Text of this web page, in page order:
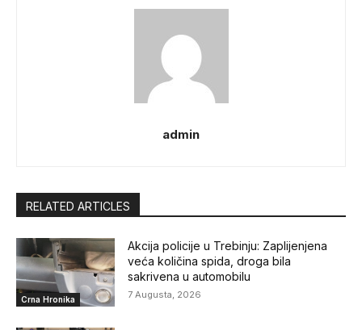
admin
RELATED ARTICLES
Crna Hronika
Akcija policije u Trebinju: Zaplijenjena
veća količina spida, droga bila
sakrivena u automobilu
7 Augusta, 2026